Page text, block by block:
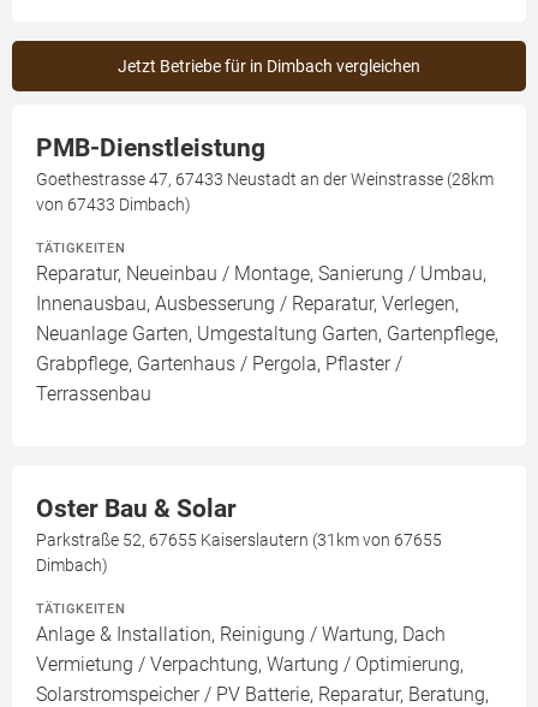
Jetzt Betriebe für in Dimbach vergleichen
PMB-Dienstleistung
Goethestrasse 47, 67433 Neustadt an der Weinstrasse (28km
von 67433 Dimbach)
TÄTIGKEITEN
Reparatur, Neueinbau / Montage, Sanierung / Umbau,
Innenausbau, Ausbesserung / Reparatur, Verlegen,
Neuanlage Garten, Umgestaltung Garten, Gartenpflege,
Grabpflege, Gartenhaus / Pergola, Pflaster /
Terrassenbau
Oster Bau & Solar
Parkstraße 52, 67655 Kaiserslautern (31km von 67655
Dimbach)
TÄTIGKEITEN
Anlage & Installation, Reinigung / Wartung, Dach
Vermietung / Verpachtung, Wartung / Optimierung,
Solarstromspeicher / PV Batterie, Reparatur, Beratung,